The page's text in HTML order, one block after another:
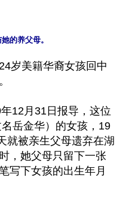
岁美籍华裔女孩回中
12月31日报导，这位
岳金华）的女孩，19
就被亲生父母遗弃在湖
，她父母只留下一张
写下女孩的出生年月